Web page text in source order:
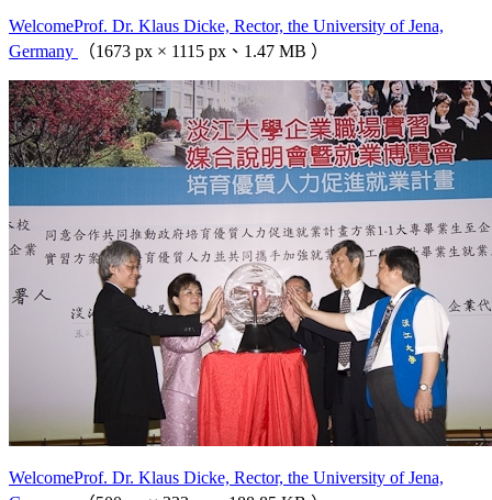
WelcomeProf. Dr. Klaus Dicke, Rector, the University of Jena,
Germany
（1673 px × 1115 px、1.47 MB ）
WelcomeProf. Dr. Klaus Dicke, Rector, the University of Jena,